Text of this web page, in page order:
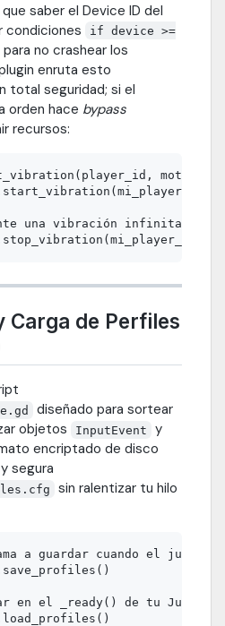
saber el Device ID del
condiciones
if device >=
no crashear los
enruta esto
total seguridad; si el
orden hace bypass
recursos:
una vibración infinita
Carga de Perfiles
diseñado para sortear
objetos
InputEvent
y
encriptado de disco
segura
sin ralentizar tu hilo
a guardar cuando el
en el _ready() de tu Juego